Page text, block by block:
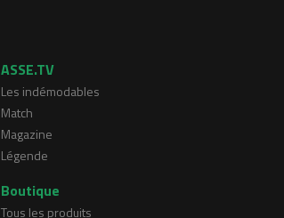
ASSE.TV
Les indémodables
Match
Magazine
Légende
Boutique
Tous les produits